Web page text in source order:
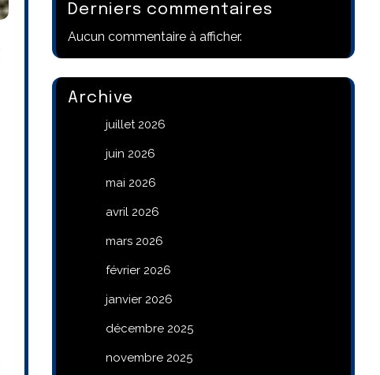
Derniers commentaires
Aucun commentaire à afficher.
Archive
juillet 2026
juin 2026
mai 2026
avril 2026
mars 2026
février 2026
janvier 2026
décembre 2025
novembre 2025